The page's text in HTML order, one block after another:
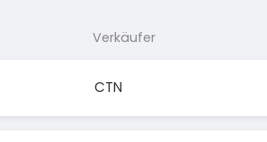
Verkäufer
CTN